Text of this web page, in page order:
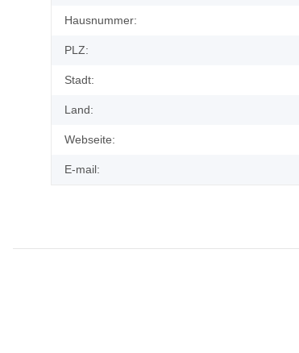
Hausnummer:
PLZ:
Stadt:
Land:
Webseite:
E-mail: